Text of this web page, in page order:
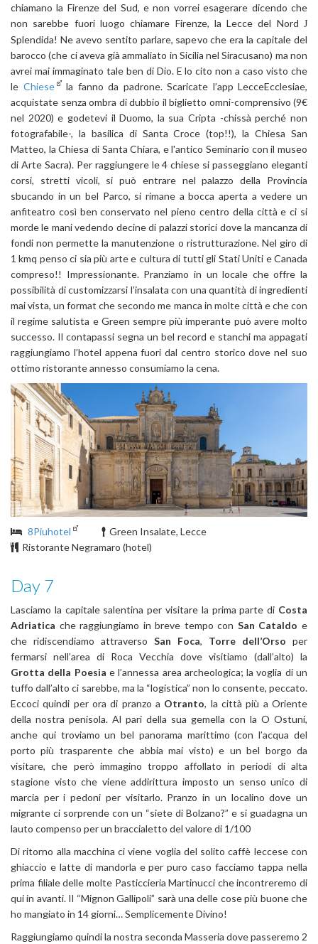
chiamano la Firenze del Sud, e non vorrei esagerare dicendo che
non sarebbe fuori luogo chiamare Firenze, la Lecce del Nord J
Splendida! Ne avevo sentito parlare, sapevo che era la capitale del
barocco (che ci aveva già ammaliato in Sicilia nel Siracusano) ma non
avrei mai immaginato tale ben di Dio. E lo cito non a caso visto che
le Chiese la fanno da padrone. Scaricate l’app LecceEcclesiae,
acquistate senza ombra di dubbio il biglietto omni-comprensivo (9€
nel 2020) e godetevi il Duomo, la sua Cripta -chissà perché non
fotografabile-, la basilica di Santa Croce (top!!), la Chiesa San
Matteo, la Chiesa di Santa Chiara, e l'antico Seminario con il museo
di Arte Sacra). Per raggiungere le 4 chiese si passeggiano eleganti
corsi, stretti vicoli, si può entrare nel palazzo della Provincia
sbucando in un bel Parco, si rimane a bocca aperta a vedere un
anfiteatro così ben conservato nel pieno centro della città e ci si
morde le mani vedendo decine di palazzi storici dove la mancanza di
fondi non permette la manutenzione o ristrutturazione. Nel giro di
1 kmq penso ci sia più arte e cultura di tutti gli Stati Uniti e Canada
compreso!! Impressionante. Pranziamo in un locale che offre la
possibilità di customizzarsi l’insalata con una quantità di ingredienti
mai vista, un format che secondo me manca in molte città e che con
il regime salutista e Green sempre più imperante può avere molto
successo. Il contapassi segna un bel record e stanchi ma appagati
raggiungiamo l’hotel appena fuori dal centro storico dove nel suo
ottimo ristorante annesso consumiamo la cena.
8Piuhotel
Green Insalate, Lecce
Ristorante Negramaro (hotel)
Day 7
Lasciamo la capitale salentina per visitare la prima parte di Costa
Adriatica che raggiungiamo in breve tempo con San Cataldo e
che ridiscendiamo attraverso San Foca, Torre dell’Orso per
fermarsi nell’area di Roca Vecchia dove visitiamo (dall’alto) la
Grotta della Poesia e l’annessa area archeologica; la voglia di un
tuffo dall’alto ci sarebbe, ma la “logistica” non lo consente, peccato.
Eccoci quindi per ora di pranzo a Otranto, la città più a Oriente
della nostra penisola. Al pari della sua gemella con la O Ostuni,
anche qui troviamo un bel panorama marittimo (con l’acqua del
porto più trasparente che abbia mai visto) e un bel borgo da
visitare, che però immagino troppo affollato in periodi di alta
stagione visto che viene addirittura imposto un senso unico di
marcia per i pedoni per visitarlo. Pranzo in un localino dove un
migrante ci sorprende con un “siete di Bolzano?” e si guadagna un
lauto compenso per un braccialetto del valore di 1/100
Di ritorno alla macchina ci viene voglia del solito caffè leccese con
ghiaccio e latte di mandorla e per puro caso facciamo tappa nella
prima filiale delle molte Pasticcieria Martinucci che incontreremo di
qui in avanti. Il “Mignon Gallipoli” sarà una delle cose più buone che
ho mangiato in 14 giorni… Semplicemente Divino!
Raggiungiamo quindi la nostra seconda Masseria dove passeremo 2